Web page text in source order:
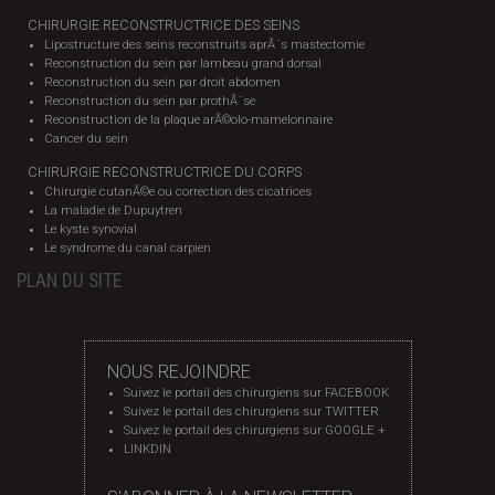
CHIRURGIE RECONSTRUCTRICE DES SEINS
Lipostructure des seins reconstruits aprÃ¨s mastectomie
Reconstruction du sein par lambeau grand dorsal
Reconstruction du sein par droit abdomen
Reconstruction du sein par prothÃ¨se
Reconstruction de la plaque arÃ©olo-mamelonnaire
Cancer du sein
CHIRURGIE RECONSTRUCTRICE DU CORPS
Chirurgie cutanÃ©e ou correction des cicatrices
La maladie de Dupuytren
Le kyste synovial
Le syndrome du canal carpien
PLAN DU SITE
NOUS REJOINDRE
Suivez le portail des chirurgiens sur FACEBOOK
Suivez le portail des chirurgiens sur TWITTER
Suivez le portail des chirurgiens sur GOOGLE +
LINKDIN